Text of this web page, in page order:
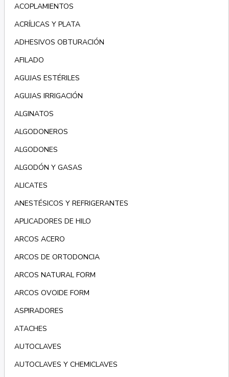
ACOPLAMIENTOS
ACRÍLICAS Y PLATA
ADHESIVOS OBTURACIÓN
AFILADO
AGUJAS ESTÉRILES
AGUJAS IRRIGACIÓN
ALGINATOS
ALGODONEROS
ALGODONES
ALGODÓN Y GASAS
ALICATES
ANESTÉSICOS Y REFRIGERANTES
APLICADORES DE HILO
ARCOS ACERO
ARCOS DE ORTODONCIA
ARCOS NATURAL FORM
ARCOS OVOIDE FORM
ASPIRADORES
ATACHES
AUTOCLAVES
AUTOCLAVES Y CHEMICLAVES